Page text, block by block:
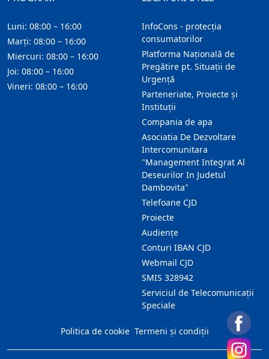
InfoCons - protecția
consumatorilor
Platforma Națională de
Pregătire pt. Situații de
Urgență
Parteneriate, Proiecte și
Instituții
Compania de apa
Asociatia De Dezvoltare
Intercomunitara
"Management Integrat Al
Deseurilor In Judetul
Dambovita"
Telefoane CJD
Proiecte
Audienţe
Conturi IBAN CJD
Webmail CJD
SMIS 328942
Serviciul de Telecomunicații
Speciale
Luni: 08:00 – 16:00
Marți: 08:00 – 16:00
Miercuri: 08:00 – 16:00
Joi: 08:00 – 16:00
Vineri: 08:00 – 16:00
Politica de cookie Termeni și condiții